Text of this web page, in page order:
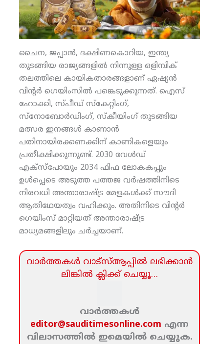
ചൈന, ജപ്പാന്‍, ദക്ഷിണകൊറിയ, ഇന്ത്യ
തുടങ്ങിയ രാജ്യങ്ങളില്‍ നിന്നുള്ള ഒളിമ്പിക്
തലത്തിലെ കായികതാരങ്ങളാണ് ഏഷ്യന്‍
വിന്റര്‍ ഗെയിംസില്‍ പങ്കെടുക്കുന്നത്. ഐസ്
ഹോക്കി, സ്പീഡ് സ്‌കേറ്റിംഗ്,
സ്‌നോബോര്‍ഡിംഗ്, സ്‌കീയിംഗ് തുടങ്ങിയ
മത്സര ഇനങ്ങള്‍ കാണാന്‍
പതിനായിരക്കണക്കിന് കാണികളെയും
പ്രതീക്ഷിക്കുന്നുണ്ട്. 2030 വേള്‍ഡ്
എക്‌സ്‌പോയും 2034 ഫിഫ ലോകകപ്പും
ഉള്‍പ്പെടെ അടുത്ത പത്തജ വര്‍ഷത്തിനിടെ
നിരവധി അന്താരാഷ്ട്ര മേളകള്‍ക്ക് സൗദി
ആതിഥേയത്വം വഹിക്കും. അതിനിടെ വിന്റര്‍
ഗെയിംസ് മാറ്റിയത് അന്താരാഷ്ട്ര
മാധ്യമങ്ങളിലും ചര്‍ച്ചയാണ്.
വാര്‍ത്തകള്‍ വാട്‌സ്‌ആപ്പില്‍ ലഭിക്കാന്‍
ലിങ്കില്‍ ക്ലിക്ക്‌ ചെയ്യൂ…
വാര്‍ത്തകള്‍
editor@sauditimesonline.com എന്ന
വിലാസത്തില്‍ ഇമെയില്‍ ചെയ്യുക.